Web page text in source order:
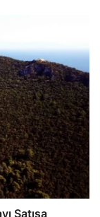
Satışa